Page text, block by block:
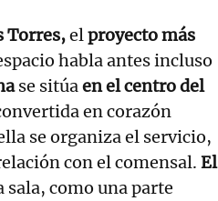
Torres,elproyecto más
habla antes incluso
se sitúaen el centro del
en corazón
se organiza el servicio,
con el comensal. El
sala, como una parte